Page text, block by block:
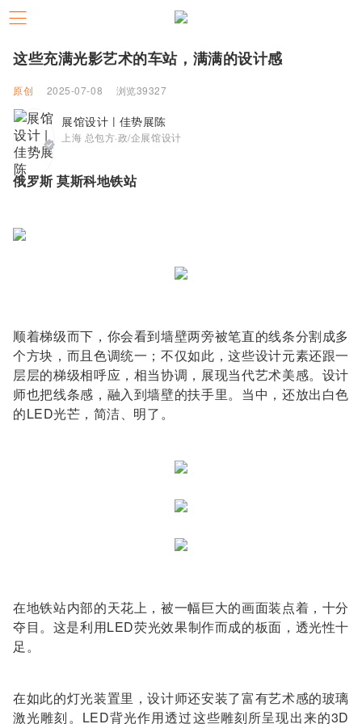
这些充满光影艺术的车站，满满的设计感
原创 2025-07-08 浏览39327
展馆设计 | 佳势展陈
上海 总包方·政/企展馆设计
俄罗斯 莫斯科地铁站
顺着梯级而下，你会看到墙壁两旁被笔直的线条分割成多
个方块，而且色调统一；不仅如此，这些设计元素还跟一
层层的梯级相呼应，相当协调，展现当代艺术美感。设计
师也把线条感，融入到墙壁的扶手里。当中，还放出白色
的LED光芒，简洁、明了。
在地铁站内部的天花上，被一幅巨大的画面装点着，十分
夺目。这是利用LED荧光效果制作而成的板面，透光性十
足。
在如此的灯光装置里，设计师还安装了富有艺术感的玻璃
激光雕刻。LED背光作用透过这些雕刻所呈现出来的3D